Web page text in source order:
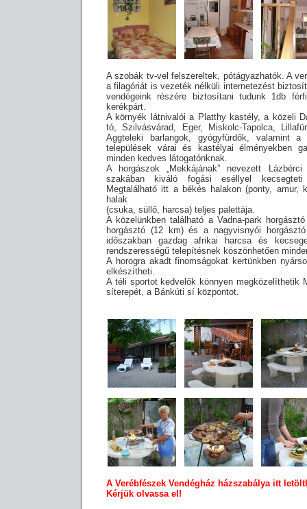
A szobák tv-vel felszereltek, pótágyazhatók. A
a filagóriát is vezeték nélküli internetezést
vendégeink részére biztosítani tudunk 1db
kerékpárt.
A környék látnivalói a Platthy kastély, a közeli
tó, Szilvásvárad, Eger, Miskolc-Tapolca,
Aggteleki barlangok, gyógyfürdők, valamint
települések várai és kastélyai élményekben
minden kedves látogatónknak.
A horgászok „Mekkájának” nevezett
szakában kiváló fogási eséllyel
Megtalálható itt a békés halakon (ponty, amur,
halak
(csuka, süllő, harcsa) teljes palettája.
A közelünkben található a Vadna-park
horgásztó (12 km) és a nagyvisnyói
időszakban gazdag afrikai harcsa és
rendszerességű telepítésnek köszönhetően
A horogra akadt finomságokat kertünkben
elkészítheti.
A téli sportot kedvelők könnyen megközelíthetik
síterepét, a Bánkúti sí központot.
A Verébfészek Vendégház házszabálya itt
Kérjük olvassa el!